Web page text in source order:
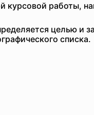
курсовой работы,
целью и
списка.